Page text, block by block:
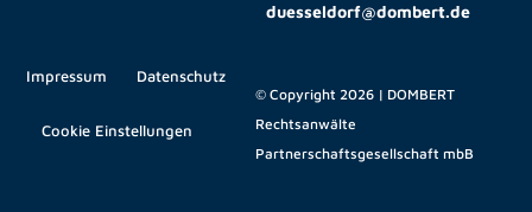
duesseldorf@dombert.de
Impressum Datenschutz
Cookie Einstellungen
© Copyright 2026 | DOMBERT
Rechtsanwälte
Partnerschaftsgesellschaft mbB